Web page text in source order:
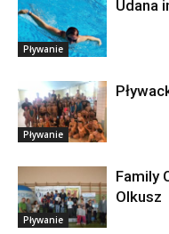
Pływanie
Udana
Pływanie
Pływanie
Family
Olkusz